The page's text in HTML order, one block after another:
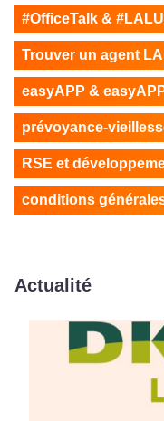
#OfficeTalk &
Trouver un agent
easyAPP &
prévoyance-
RSE et
conditions
Actualité